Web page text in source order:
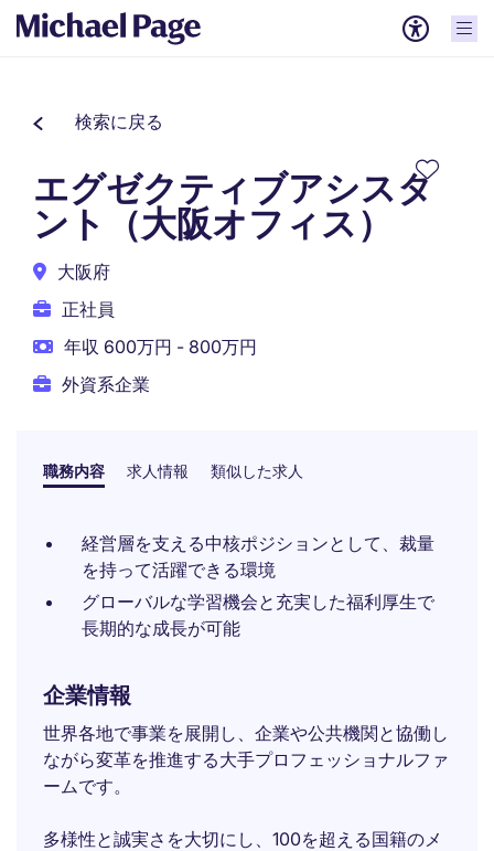
検索に戻る
エグゼクティブアシスタ
ント（大阪オフィス）
大阪府
正社員
年収 600万円 - 800万円
外資系企業
職務内容 求人情報 類似した求人
経営層を支える中核ポジションとして、裁量
を持って活躍できる環境
グローバルな学習機会と充実した福利厚生で
長期的な成長が可能
企業情報
世界各地で事業を展開し、企業や公共機関と協働し
ながら変革を推進する大手プロフェッショナルファ
ームです。
多様性と誠実さを大切にし、100を超える国籍のメ